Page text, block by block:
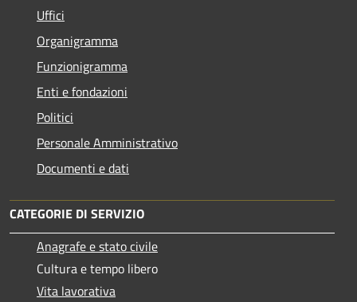
Uffici
Organigramma
Funzionigramma
Enti e fondazioni
Politici
Personale Amministrativo
Documenti e dati
CATEGORIE DI SERVIZIO
Anagrafe e stato civile
Cultura e tempo libero
Vita lavorativa